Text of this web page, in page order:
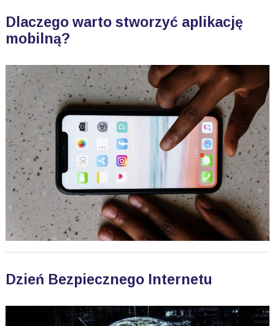
Dlaczego warto stworzyć aplikację
mobilną?
Dzień Bezpiecznego Internetu